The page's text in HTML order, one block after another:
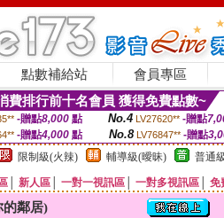
點數補給站 會員專區
費排行前十名會員 獲得免費點數~
-贈點8,000點 No.4 LV27620** -贈點
-贈點4,000 點 No.8 LV76847** -贈點
限制級(火辣) 輔導級(曖昧) 普通
新人區 一對一視訊區 一對多視訊區 免
的鄰居)